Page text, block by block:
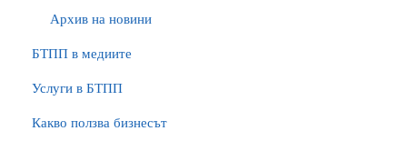
Архив на новини
БTПП в медиите
Услуги в БТПП
Какво ползва бизнесът